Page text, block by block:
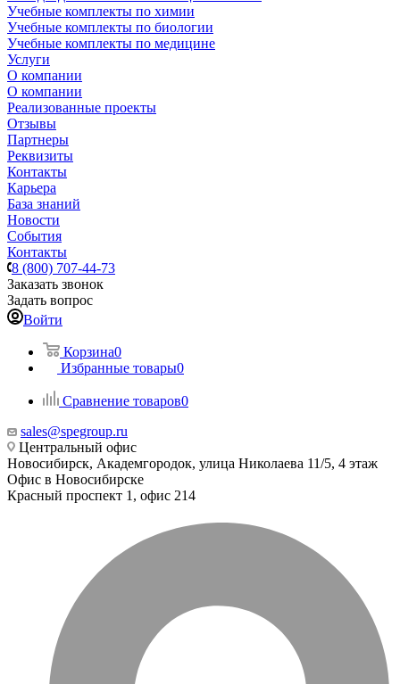
Учебные комплекты по химии
Учебные комплекты по биологии
Учебные комплекты по медицине
Услуги
О компании
О компании
Реализованные проекты
Отзывы
Партнеры
Реквизиты
Контакты
Карьера
База знаний
Новости
События
Контакты
8 (800) 707-44-73
Заказать звонок
Задать вопрос
Войти
Корзина0
Избранные товары0
Сравнение товаров0
sales@spegroup.ru
Центральный офис
Новосибирск, Академгородок, улица Николаева 11/5, 4 этаж
Офис в Новосибирске
Красный проспект 1, офис 214